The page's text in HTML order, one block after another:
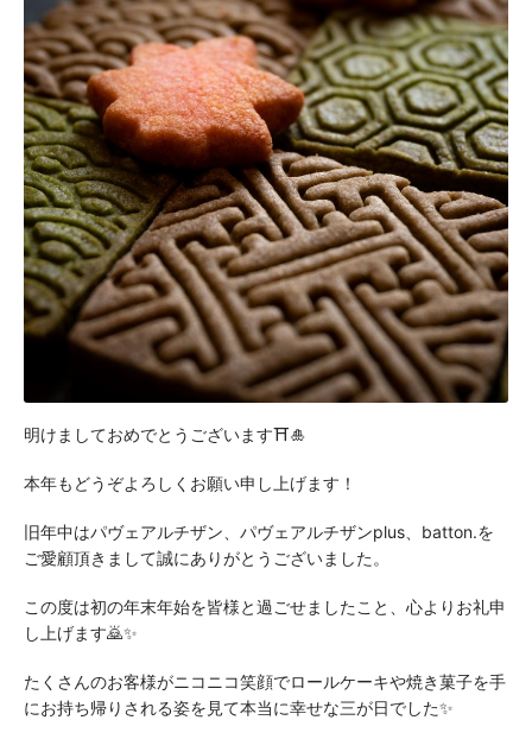
明けましておめでとうございます⛩🎍
本年もどうぞよろしくお願い申し上げます！
旧年中はパヴェアルチザン、パヴェアルチザンplus、batton.を
ご愛顧頂きまして誠にありがとうございました。
この度は初の年末年始を皆様と過ごせましたこと、心よりお礼申
し上げます🙇✨
たくさんのお客様がニコニコ笑顔でロールケーキや焼き菓子を手
にお持ち帰りされる姿を見て本当に幸せな三が日でした✨